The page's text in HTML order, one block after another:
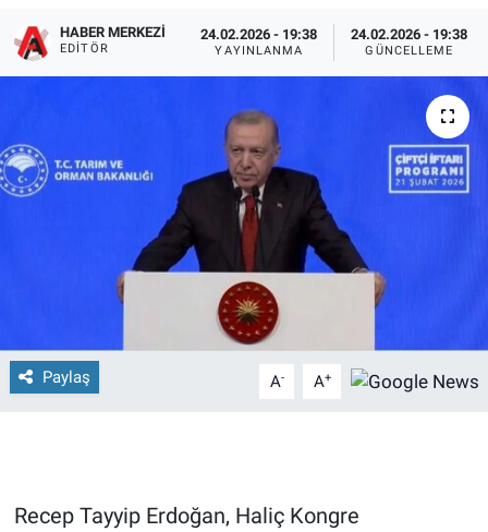
HABER MERKEZI
EDITÖR
24.02.2026 - 19:38
YAYINLANMA
24.02.2026 - 19:38
GÜNCELLEME
Paylaş A- A+
Recep Tayyip Erdoğan, Haliç Kongre